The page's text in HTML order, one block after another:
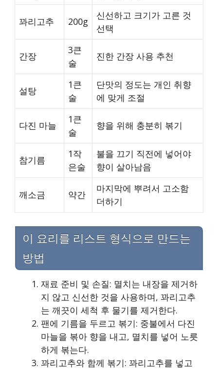
꽈리고추 200g
신선하고 크기가 고른 것
선택
간장
3큰
술
진한 간장 사용 추천
설탕
1큰
술
단맛의 정도는 개인 취향
에 맞게 조절
다진 마늘
1큰
술
향을 위해 충분히 볶기
참기름
1작
은술
불을 끄기 직전에 넣어야
향이 살아남음
깨소금 약간
마지막에 뿌려서 고소함
더하기
이 요리를 리스트 형식으로 만드는
방법
재료 준비 및 손질: 멸치는 내장을 제거하
지 않고 신선한 것을 사용하며, 꽈리고추
는 깨끗이 세척 후 물기를 제거한다.
팬에 기름을 두르고 볶기: 중불에서 다진
마늘을 볶아 향을 내고, 멸치를 넣어 노릇
하게 볶는다.
꽈리고추와 함께 볶기: 꽈리고추를 넣고